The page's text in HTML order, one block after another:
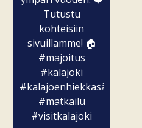
Tutustu
kohteisiin
sivuillamme! 🏠
#majoitus
#kalajoki
#kalajoenhiekkasärkät
#matkailu
#visitkalajoki